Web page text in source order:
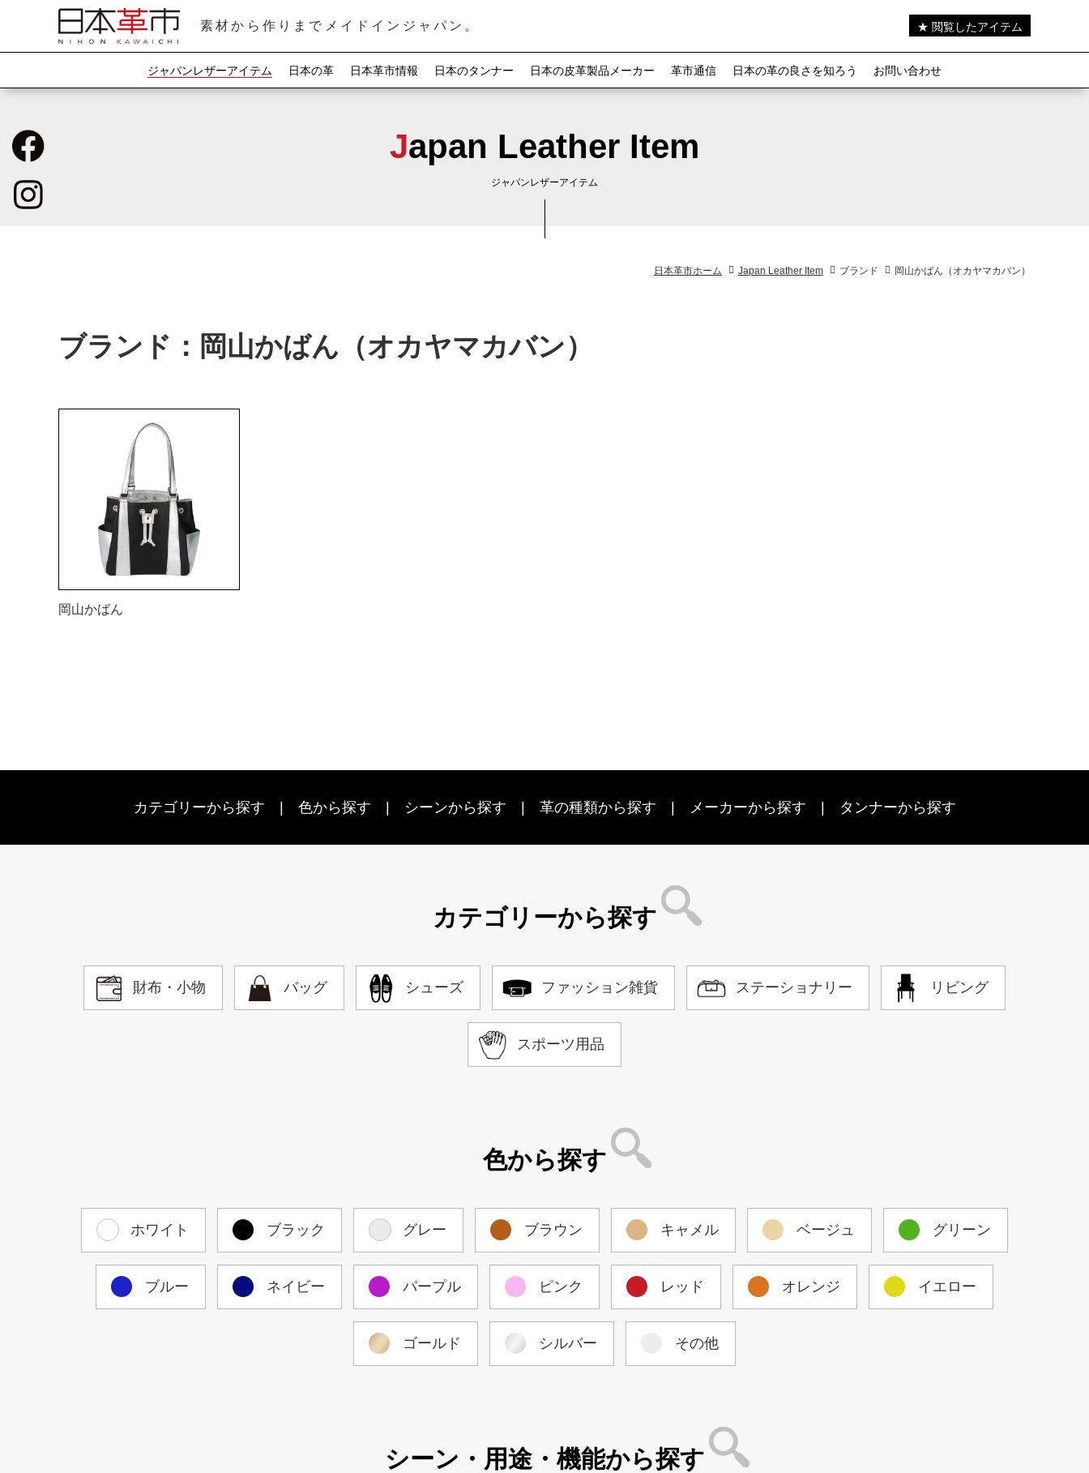
素材から作りまでメイドインジャパン。 ★ 閲覧したアイテム
ジャパンレザーアイテム 日本の革 日本革市情報 日本のタンナー 日本の皮革製品メーカー 革市通信 日本の革の良さを知ろう お問い合わせ
Japan Leather Item
ジャパンレザーアイテム
日本革市ホーム Japan Leather Item ブランド 岡山かばん（オカヤマカバン）
ブランド：岡山かばん（オカヤマカバン）
岡山かばん
カテゴリーから探す 色から探す シーンから探す 革の種類から探す メーカーから探す タンナーから探す
カテゴリーから探す
財布・小物 バッグ シューズ ファッション雑貨 ステーショナリー リビング
スポーツ用品
色から探す
ホワイト ブラック グレー ブラウン キャメル ベージュ グリーン
ブルー ネイビー パープル ピンク レッド オレンジ イエロー
ゴールド シルバー その他
シーン・用途・機能から探す